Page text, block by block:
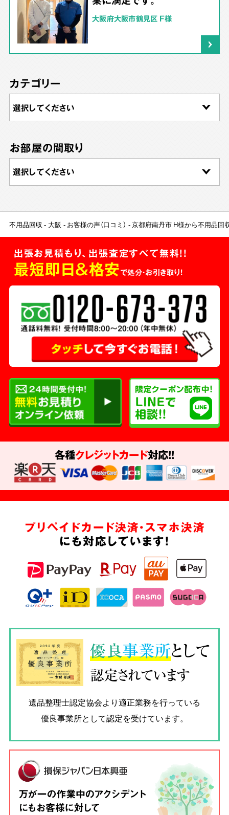
大阪府大阪市鶴見区 F様
カテゴリー
お部屋の間取り
不用品回収 大阪 お客様の声（口コミ） 京都府南丹市 H様から不用品回
出張お見積もり、出張査定すべて無料!!
最短即日＆格安で処分・お引き取り！
各種クレジットカード対応!!
プリペイドカード決済・スマホ決済
にも対応しています!
優良事業所として
認定されています
遺品整理士認定協会より適正業務を行っている
優良事業所として認定を受けています。